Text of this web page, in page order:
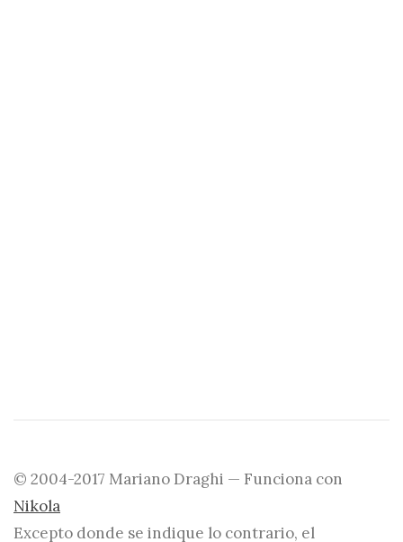
© 2004-2017 Mariano Draghi — Funciona con
Nikola
Excepto donde se indique lo contrario, el